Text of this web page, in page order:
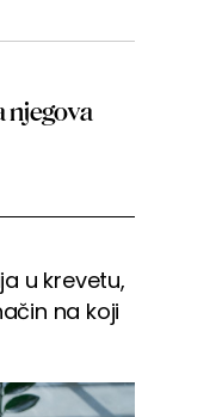
njegova
u krevetu,
na koji